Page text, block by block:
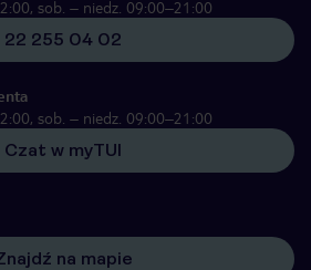
sob. – niedz. 09:00–21:00
22 255 04 02
sob. – niedz. 09:00–21:00
Czat w myTUI
na mapie